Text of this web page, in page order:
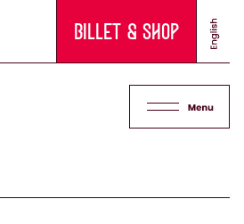
Billet & Shop